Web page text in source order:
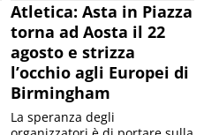
Atletica: Asta in Piazza
torna ad Aosta il 22
agosto e strizza
l’occhio agli Europei di
Birmingham
La speranza degli